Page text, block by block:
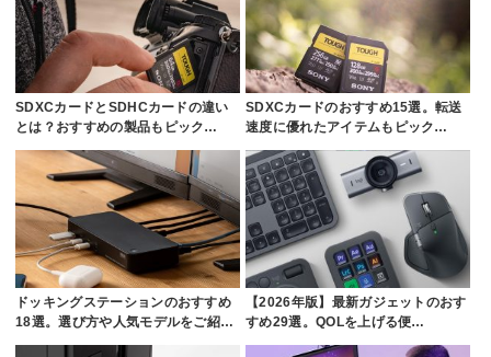
SDXCカードとSDHCカードの違い
とは？おすすめの製品もピック…
SDXCカードのおすすめ15選。転送
速度に優れたアイテムもピック…
ドッキングステーションのおすすめ
18選。選び方や人気モデルをご紹…
【2026年版】最新ガジェットのおす
すめ29選。QOLを上げる便…